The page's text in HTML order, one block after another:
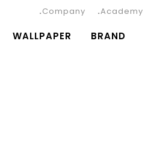
Company Academy
WALLPAPER BRAND